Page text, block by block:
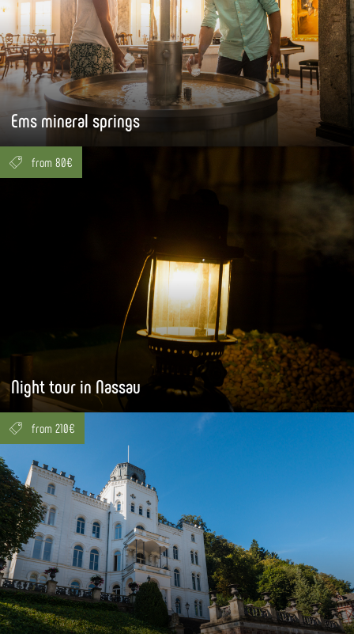
Ems mineral springs
from 80€
Night tour in Nassau
from 210€